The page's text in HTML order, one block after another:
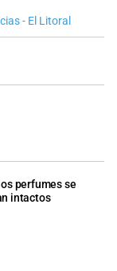
- El Litoral
perfumes se
intactos